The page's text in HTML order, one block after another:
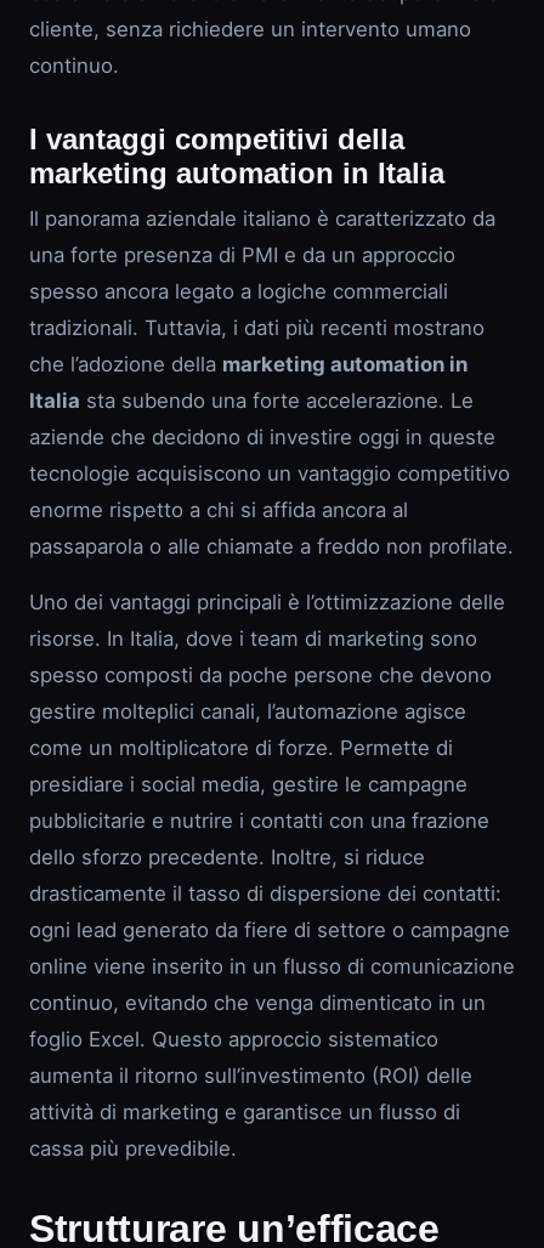
cliente, senza richiedere un intervento umano
continuo.
I vantaggi competitivi della
marketing automation in Italia
Il panorama aziendale italiano è caratterizzato da
una forte presenza di PMI e da un approccio
spesso ancora legato a logiche commerciali
tradizionali. Tuttavia, i dati più recenti mostrano
che l’adozione della marketing automation in
Italia sta subendo una forte accelerazione. Le
aziende che decidono di investire oggi in queste
tecnologie acquisiscono un vantaggio competitivo
enorme rispetto a chi si affida ancora al
passaparola o alle chiamate a freddo non profilate.
Uno dei vantaggi principali è l’ottimizzazione delle
risorse. In Italia, dove i team di marketing sono
spesso composti da poche persone che devono
gestire molteplici canali, l’automazione agisce
come un moltiplicatore di forze. Permette di
presidiare i social media, gestire le campagne
pubblicitarie e nutrire i contatti con una frazione
dello sforzo precedente. Inoltre, si riduce
drasticamente il tasso di dispersione dei contatti:
ogni lead generato da fiere di settore o campagne
online viene inserito in un flusso di comunicazione
continuo, evitando che venga dimenticato in un
foglio Excel. Questo approccio sistematico
aumenta il ritorno sull’investimento (ROI) delle
attività di marketing e garantisce un flusso di
cassa più prevedibile.
Strutturare un’efficace